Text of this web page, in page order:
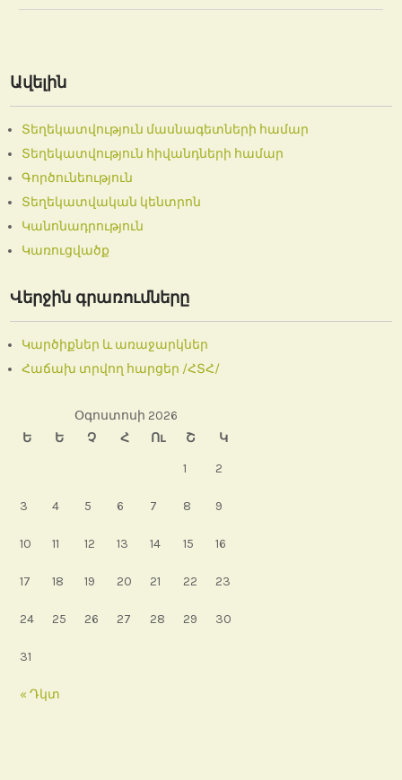
Ավելին
Տեղեկատվություն մասնագետների համար
Տեղեկատվություն հիվանդների համար
Գործունեություն
Տեղեկատվական կենտրոն
Կանոնադրություն
Կառուցվածք
Վերջին գրառումները
Կարծիքներ և առաջարկներ
Հաճախ տրվող հարցեր /ՀՏՀ/
Օգոստոսի 2026
Ե
Ե Չ Հ Ու Շ Կ
« Դկտ
1 2
3 4 5 6 7 8 9
10 11 12 13 14 15 16
17 18 19 20 21 22 23
24 25 26 27 28 29 30
31